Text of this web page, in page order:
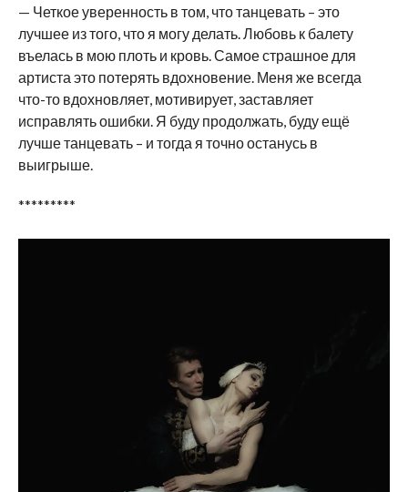
— Четкое уверенность в том, что танцевать – это
лучшее из того, что я могу делать. Любовь к балету
въелась в мою плоть и кровь. Самое страшное для
артиста это потерять вдохновение. Меня же всегда
что-то вдохновляет, мотивирует, заставляет
исправлять ошибки. Я буду продолжать, буду ещё
лучше танцевать – и тогда я точно останусь в
выигрыше.
*********